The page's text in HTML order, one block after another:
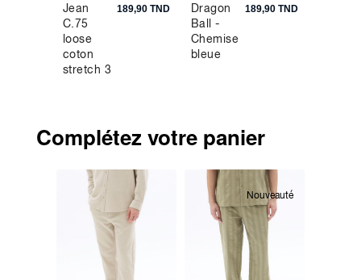
Jean
C.75
loose
coton
stretch 3
189,90 TND
Dragon
Ball -
Chemise
bleue
189,90 TND
Complétez votre panier
Nouveauté